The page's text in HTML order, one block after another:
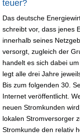
teuer?
Das deutsche
schreibt vor, dass jenes
innerhalb seines
versorgt, zugleich der
handelt es sich dabei
legt alle drei Jahre
Bis zum folgenden 30.
Internet veröffentlicht.
neuen Stromkunden
lokalen Stromversorger
Stromkunde den relativ